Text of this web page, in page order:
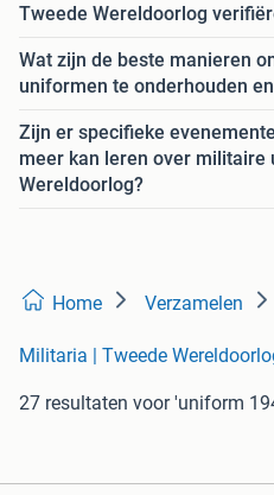
Tweede Wereldoorlog
Wat zijn de beste manieren
uniformen te onderhouden
Zijn er specifieke
meer kan leren over militaire
Wereldoorlog?
Home Verzamelen
Militaria | Tweede
27 resultaten voor 'uniform